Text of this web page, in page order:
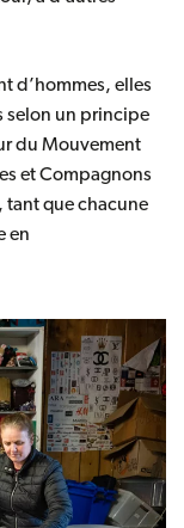
d’hommes, elles
selon un principe
du Mouvement
et Compagnons
tant que chacune
en